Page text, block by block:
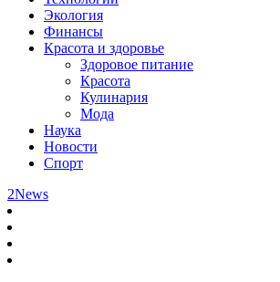
Экология
Финансы
Красота и здоровье
Здоровое питание
Красота
Кулинария
Мода
Наука
Новости
Спорт
2News